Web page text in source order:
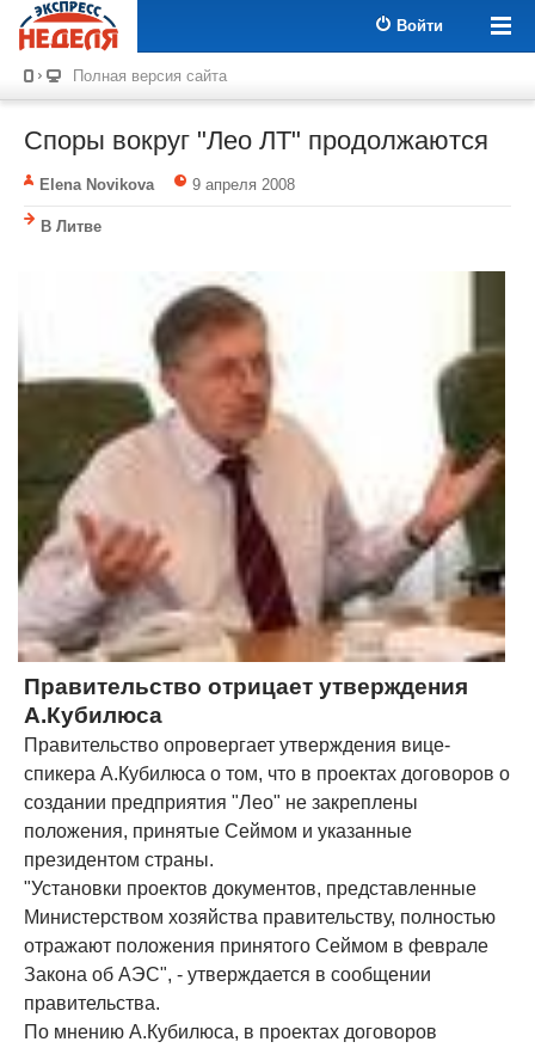
Войти
Полная версия сайта
Споры вокруг "Лео ЛТ" продолжаются
Elena Novikova 9 апреля 2008
В Литве
Правительство отрицает утверждения
А.Кубилюса
Правительство опровергает утверждения вице-
спикера А.Кубилюса о том, что в проектах договоров о
создании предприятия "Лео" не закреплены
положения, принятые Сеймом и указанные
президентом страны.
"Установки проектов документов, представленные
Министерством хозяйства правительству, полностью
отражают положения принятого Сеймом в феврале
Закона об АЭС", - утверждается в сообщении
правительства.
По мнению А.Кубилюса, в проектах договоров